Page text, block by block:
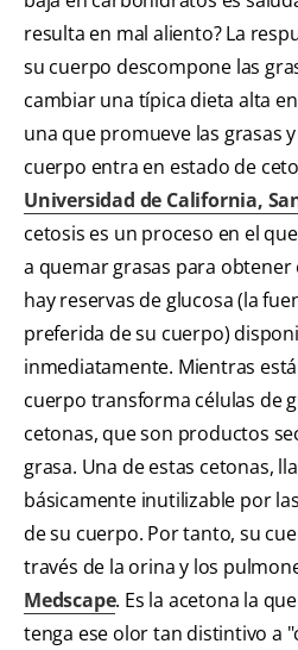
resulta en mal aliento? La
su cuerpo descompone las
cambiar una típica dieta alta
una que promueve las grasas
cuerpo entra en estado de
Universidad de California,
cetosis es un proceso en el
a quemar grasas para obtener
hay reservas de glucosa (la
preferida de su cuerpo)
inmediatamente. Mientras
cuerpo transforma células de
cetonas, que son productos
grasa. Una de estas cetonas,
básicamente inutilizable por
de su cuerpo. Por tanto, su
través de la orina y los
Medscape. Es la acetona la
tenga ese olor tan distintivo a